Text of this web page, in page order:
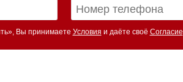
Вы принимаете Условия и даёте своё Согласие